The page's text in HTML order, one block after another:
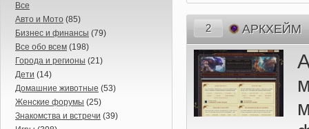
Все
Авто и Мото (85)
Бизнес и финансы (79)
Все обо всем (198)
Города и регионы (21)
Дети (14)
Домашние животные (53)
Женские форумы (25)
Знакомства и встречи (39)
2 АРКХЕЙМ